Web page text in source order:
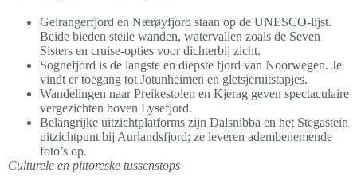
Geirangerfjord en Nærøyfjord staan op de UNESCO-lijst.
Beide bieden steile wanden, watervallen zoals de Seven
Sisters en cruise-opties voor dichterbij zicht.
Sognefjord is de langste en diepste fjord van Noorwegen. Je
vindt er toegang tot Jotunheimen en gletsjeruitstapjes.
Wandelingen naar Preikestolen en Kjerag geven spectaculaire
vergezichten boven Lysefjord.
Belangrijke uitzichtplatforms zijn Dalsnibba en het Stegastein
uitzichtpunt bij Aurlandsfjord; ze leveren adembenemende
foto’s op.
Culturele en pittoreske tussenstops